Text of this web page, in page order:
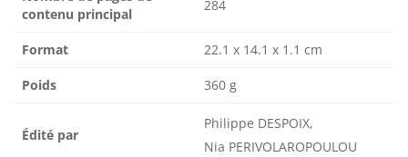
contenu principal
284
Format 22.1 x 14.1 x 1.1 cm
Poids 360 g
Édité par
Philippe DESPOIX,
Nia PERIVOLAROPOULOU